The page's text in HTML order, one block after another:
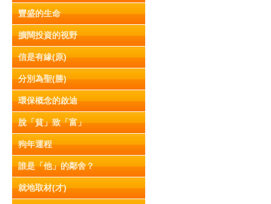
豐盛的生命
擴闊投資的視野
信是有緣(原)
分別為聖(勝)
環保概念的啟迪
脫「貧」致「富」
狗年運程
誰是「他」的鄰舍？
就地取材(才)